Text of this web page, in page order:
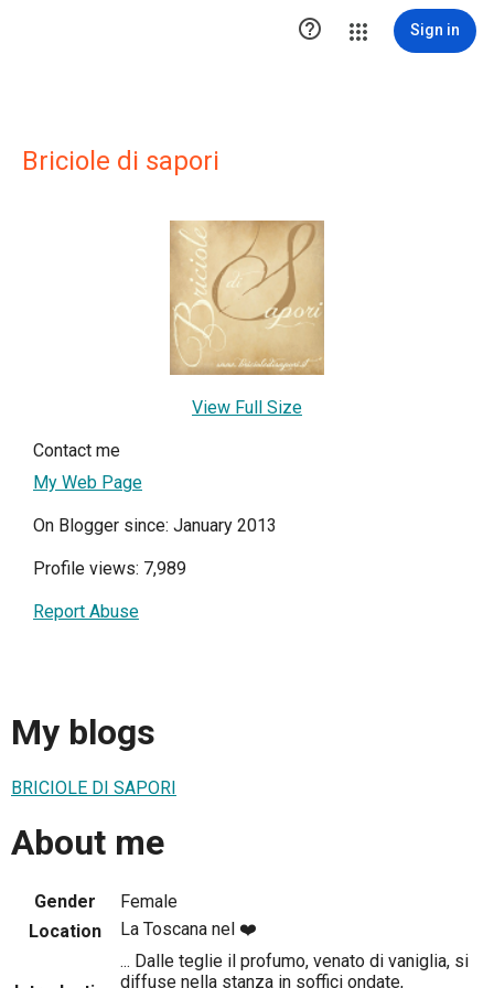
 Sign in
Briciole di sapori
View Full Size
Contact me
My Web Page
On Blogger since: January 2013
Profile views: 7,989
Report Abuse
My blogs
BRICIOLE DI SAPORI
About me
Gender
Female
Location
La Toscana nel ❤️
... Dalle teglie il profumo, venato di vaniglia, si
diffuse nella stanza in soffici ondate,